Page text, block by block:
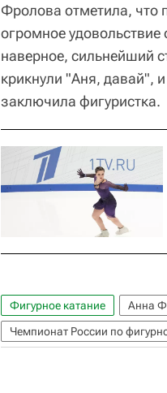
Фролова отметила, что
огромное
наверное, сильнейший
крикнули "Аня, давай",
заключила фигуристка.
Фигурное катание
Анна
Чемпионат России по